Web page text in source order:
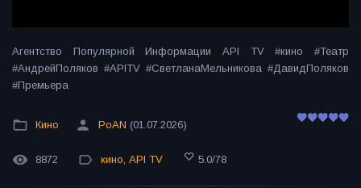
Агентство Популярной Информации API TV #кино #Театр
#АндрейПоляков #APITV #СветланаМельникова #ДавидПоляков
#Премьера
Кино PoAN (01.07.2026)
8872 кино, API TV 5.0/78